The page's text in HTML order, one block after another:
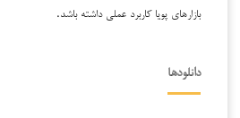
بازارهای پویا کاربرد عملی داشته باشد.
دانلودها